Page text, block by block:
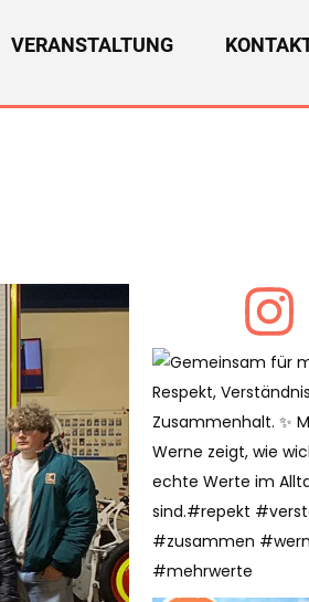
VERANSTALTUNG